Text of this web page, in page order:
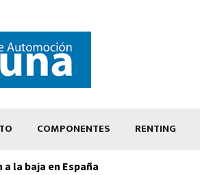
COMPONENTES RENTING
la baja en España